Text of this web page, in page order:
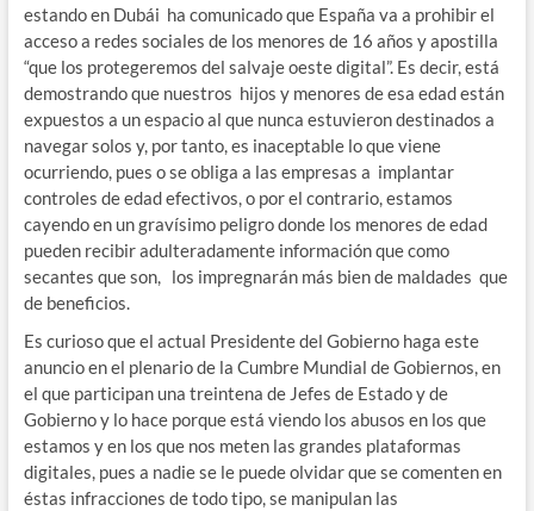
estando en Dubái ha comunicado que España va a prohibir el
acceso a redes sociales de los menores de 16 años y apostilla
“que los protegeremos del salvaje oeste digital”. Es decir, está
demostrando que nuestros hijos y menores de esa edad están
expuestos a un espacio al que nunca estuvieron destinados a
navegar solos y, por tanto, es inaceptable lo que viene
ocurriendo, pues o se obliga a las empresas a implantar
controles de edad efectivos, o por el contrario, estamos
cayendo en un gravísimo peligro donde los menores de edad
pueden recibir adulteradamente información que como
secantes que son, los impregnarán más bien de maldades que
de beneficios.
Es curioso que el actual Presidente del Gobierno haga este
anuncio en el plenario de la Cumbre Mundial de Gobiernos, en
el que participan una treintena de Jefes de Estado y de
Gobierno y lo hace porque está viendo los abusos en los que
estamos y en los que nos meten las grandes plataformas
digitales, pues a nadie se le puede olvidar que se comenten en
éstas infracciones de todo tipo, se manipulan las